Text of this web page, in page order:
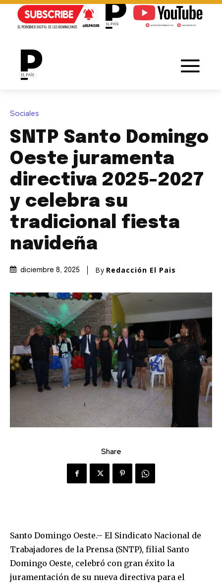
Sociales
SNTP Santo Domingo
Oeste juramenta
directiva 2025-2027
y celebra su
tradicional fiesta
navideña
diciembre 8, 2025 By Redacción El Pais
Share
Santo Domingo Oeste.– El Sindicato Nacional de
Trabajadores de la Prensa (SNTP), filial Santo
Domingo Oeste, celebró con gran éxito la
juramentación de su nueva directiva para el